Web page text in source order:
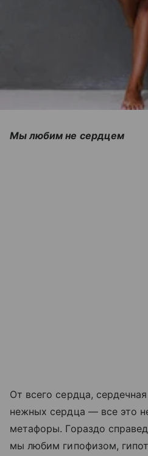
Мы любим не сердцем
От всего сердца,
нежных сердца — все это
метафоры. Гораздо
мы любим гипофизом,